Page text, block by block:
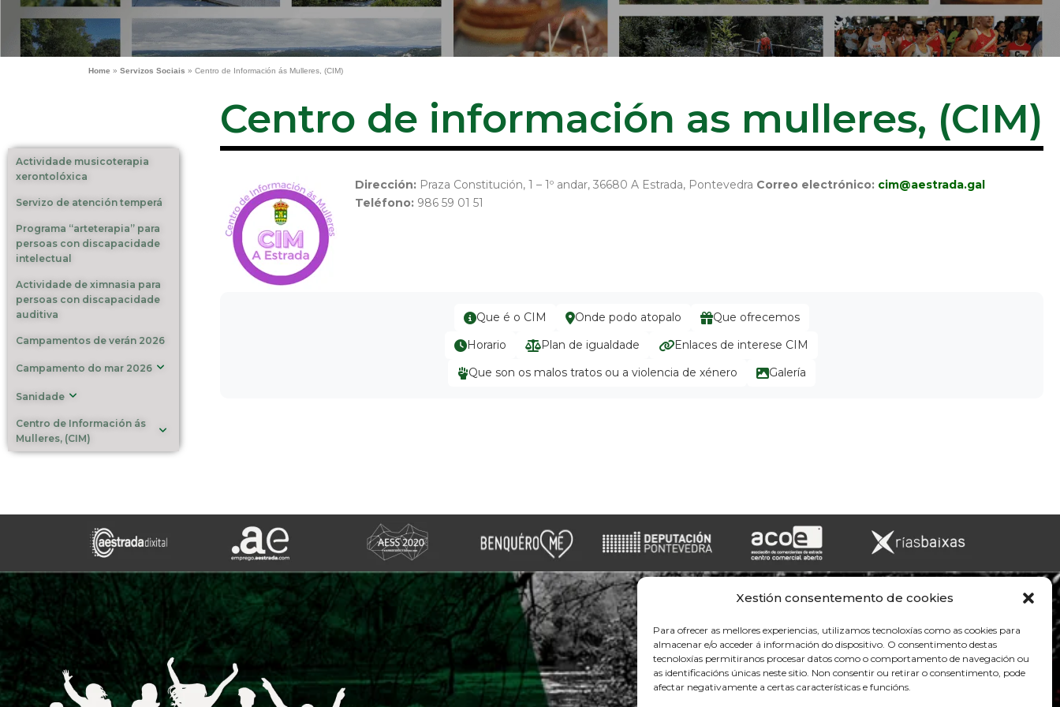
Xestión consentemento de cookies
Para ofrecer as mellores experiencias, utilizamos tecnoloxías como as cookies para
almacenar e/o acceder á información do dispositivo. O consentimento destas
tecnoloxías permitiranos procesar datos como o comportamento de navegación ou
as identificacións únicas neste sitio. Non consentir ou retirar o consentimento, pode
afectar negativamente a certas características e funcións.
Home » Servizos Sociais » Centro de Información ás Mulleres, (CIM)
Actividade musicoterapia
xerontolóxica
Servizo de atención temperá
Programa “arteterapia” para
persoas con discapacidade
intelectual
Actividade de ximnasia para
persoas con discapacidade
auditiva
Campamentos de verán 2026
Campamento do mar 2026
Sanidade
Centro de Información ás
Mulleres, (CIM)
Centro de información as mulleres, (CIM)
Dirección:Praza Constitución, 1 – 1º andar, 36680 A Estrada, Pontevedra Correo electrónico: cim@aestrada.gal
Teléfono:986 59 01 51
Que é o CIM Onde podo atopalo
Que ofrecemos
Horario
Plan de igualdade
Enlaces de interese CIM
Que son os malos tratos ou a violencia de xénero
Galería